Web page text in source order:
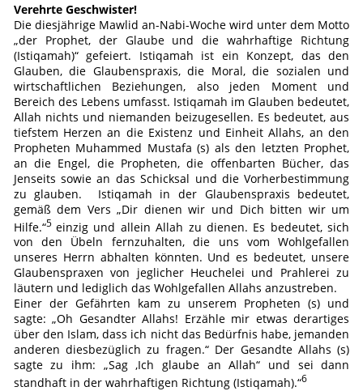
Verehrte Geschwister!
Die diesjährige Mawlid an-Nabi-Woche wird unter dem Motto
„der Prophet, der Glaube und die wahrhaftige Richtung
(Istiqamah)“ gefeiert. Istiqamah ist ein Konzept, das den
Glauben, die Glaubenspraxis, die Moral, die sozialen und
wirtschaftlichen Beziehungen, also jeden Moment und
Bereich des Lebens umfasst. Istiqamah im Glauben bedeutet,
Allah nichts und niemanden beizugesellen. Es bedeutet, aus
tiefstem Herzen an die Existenz und Einheit Allahs, an den
Propheten Muhammed Mustafa (s) als den letzten Prophet,
an die Engel, die Propheten, die offenbarten Bücher, das
Jenseits sowie an das Schicksal und die Vorherbestimmung
zu glauben. Istiqamah in der Glaubenspraxis bedeutet,
gemäß dem Vers „Dir dienen wir und Dich bitten wir um
Hilfe.“5 einzig und allein Allah zu dienen. Es bedeutet, sich
von den Übeln fernzuhalten, die uns vom Wohlgefallen
unseres Herrn abhalten könnten. Und es bedeutet, unsere
Glaubenspraxen von jeglicher Heuchelei und Prahlerei zu
läutern und lediglich das Wohlgefallen Allahs anzustreben.
Einer der Gefährten kam zu unserem Propheten (s) und
sagte: „Oh Gesandter Allahs! Erzähle mir etwas derartiges
über den Islam, dass ich nicht das Bedürfnis habe, jemanden
anderen diesbezüglich zu fragen.“ Der Gesandte Allahs (s)
sagte zu ihm: „Sag ‚Ich glaube an Allah“ und sei dann
standhaft in der wahrhaftigen Richtung (Istiqamah).“6